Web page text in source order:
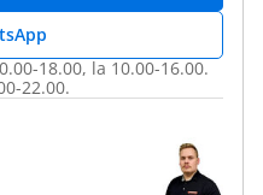
18.00, la 10.00-16.00.
22.00.